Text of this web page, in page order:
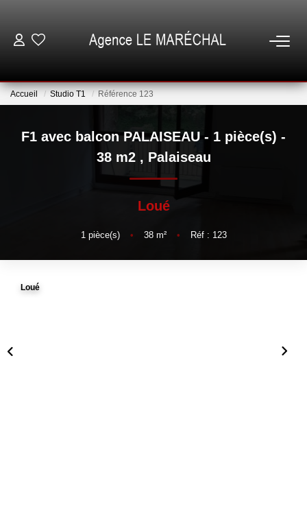
NOTRE AGENCE
GESTION
Accueil Studio T1 Référence 123
F1 avec balcon PALAISEAU - 1 pièce(s) -
38 m2 , Palaiseau
Loué
1 pièce(s) • 38m² • Réf : 123
Loué